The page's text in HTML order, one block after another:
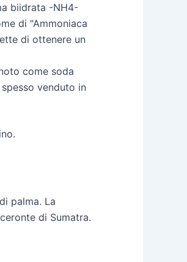
biidrata -NH4-
di "Ammoniaca
di ottenere un
come soda
venduto in
palma. La
di Sumatra.